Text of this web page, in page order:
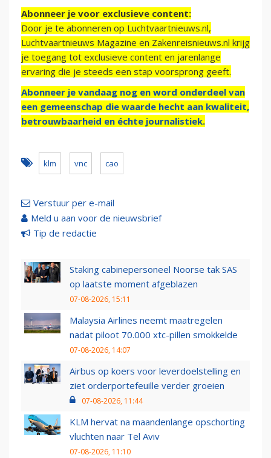
Abonneer je voor exclusieve content:
Door je te abonneren op Luchtvaartnieuws.nl,
Luchtvaartnieuws Magazine en Zakenreisnieuws.nl krijg
je toegang tot exclusieve content en jarenlange
ervaring die je steeds een stap voorsprong geeft.
Abonneer je vandaag nog en word onderdeel van
een gemeenschap die waarde hecht aan kwaliteit,
betrouwbaarheid en échte journalistiek.
klm vnc cao
Verstuur per e-mail
Meld u aan voor de nieuwsbrief
Tip de redactie
Staking cabinepersoneel Noorse tak SAS
op laatste moment afgeblazen
07-08-2026, 15:11
Malaysia Airlines neemt maatregelen
nadat piloot 70.000 xtc-pillen smokkelde
07-08-2026, 14:07
Airbus op koers voor leverdoelstelling en
ziet orderportefeuille verder groeien
07-08-2026, 11:44
KLM hervat na maandenlange opschorting
vluchten naar Tel Aviv
07-08-2026, 11:10